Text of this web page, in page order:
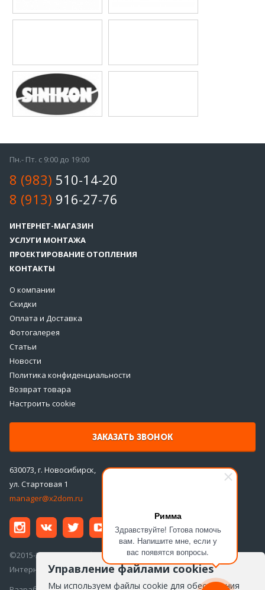
Римма
Здравствуйте! Готова помочь
вам. Напишите мне, если у
вас появятся вопросы.
Пн.- Пт. с 9:00 до 19:00
8 (983) 510-14-20
8 (913) 916-27-76
ИНТЕРНЕТ-МАГАЗИН
УСЛУГИ МОНТАЖА
ПРОЕКТИРОВАНИЕ ОТОПЛЕНИЯ
КОНТАКТЫ
О компании
Скидки
Оплата и Доставка
Фотогалерея
Статьи
Новости
Политика конфиденциальности
Возврат товара
Настроить cookie
ЗАКАЗАТЬ ЗВОНОК
630073, г. Новосибирск,
ул. Стартовая 1
manager@x2dom.ru
©2015-2026 ООО «ДаблДом»
Интернет-магазин инженерной сантехники
Управление файлами cookies
Мы используем файлы cookie для обеспечения